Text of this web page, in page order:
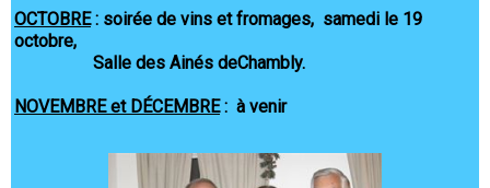
OCTOBRE: soirée de vins et fromages, samedi le 19
octobre,
Salle des Ainés deChambly.
NOVEMBRE et DÉCEMBRE: à venir